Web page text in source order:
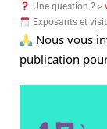
Une question ? >
Exposants et
Nous vous
publication